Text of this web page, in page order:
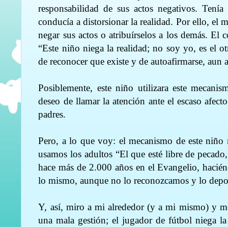
responsabilidad de sus actos negativos.
conducía a distorsionar la realidad. Por ello, el
negar sus actos o atribuírselos a los demás. El
“Este niño niega la realidad; no soy yo, es el
de reconocer que existe y de autoafirmarse, aun
Posiblemente, este niño utilizara este
deseo de llamar la atención ante el escaso
padres.
Pero, a lo que voy: el mecanismo de este
usamos los adultos “El que esté libre de
hace más de 2.000 años en el Evangelio,
lo mismo, aunque no lo reconozcamos y lo
Y, así, miro a mi alrededor (y a mi mismo) y
una mala gestión; el jugador de fútbol niega